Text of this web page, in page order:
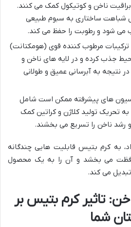
ناخن و کوتیکول کمک می کنند.
شباهت ساختاری به سبوم طبیعی
شود و رطوبت را حفظ می کند.
ترکیبات مرطوب کننده قوی (هومکتانت)
جذب کرده و در لایه های ناخن و
نتیجه به آبرسانی عمیق و طولانی
های پیشرفته ممکن است شامل
تحریک تولید کلاژن و کراتین کمک
و رشد ناخن را تسریع می بخشند.
به کرم بتیس قابلیت هایی چندگانه
می بخشد و آن را به یک محصول
می کند.
تاثیر کرم بتیس بر
شما